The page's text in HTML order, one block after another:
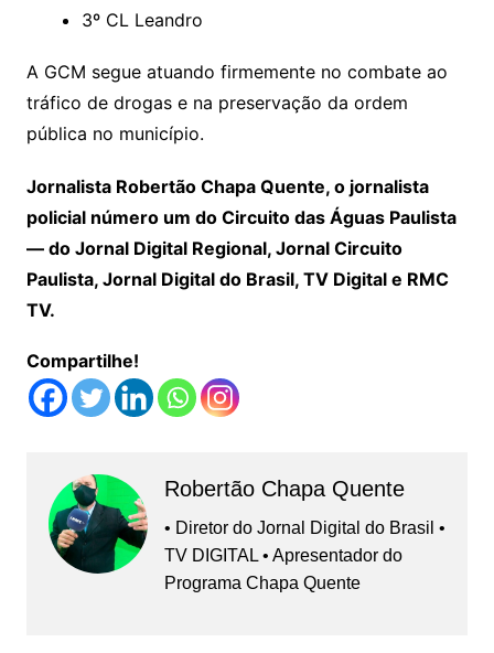
3º CL Leandro
A GCM segue atuando firmemente no combate ao
tráfico de drogas e na preservação da ordem
pública no município.
Jornalista Robertão Chapa Quente, o jornalista
policial número um do Circuito das Águas Paulista
— do Jornal Digital Regional, Jornal Circuito
Paulista, Jornal Digital do Brasil, TV Digital e RMC
TV.
Compartilhe!
Robertão Chapa Quente
• Diretor do Jornal Digital do Brasil •
TV DIGITAL • Apresentador do
Programa Chapa Quente